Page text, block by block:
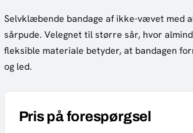
Selvklæbende bandage af ikke-vævet med
sårpude. Velegnet til større sår, hvor
fleksible materiale betyder, at bandagen
og led.
Pris på forespørgsel